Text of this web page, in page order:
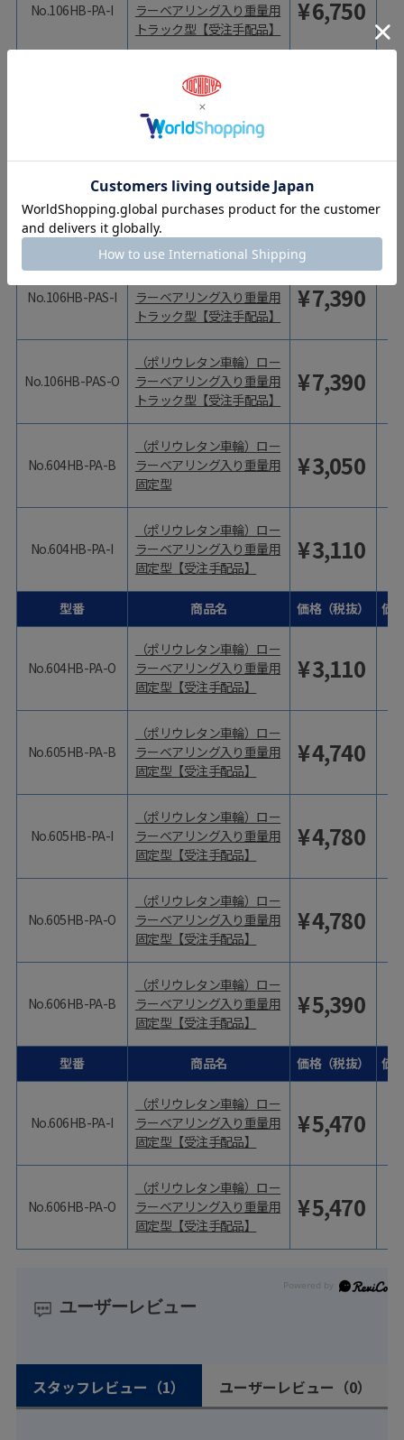
No.106HB-PA-I
No.106HB-PAS-B
No.106HB-PAS-I
No.106HB-PAS-O
No.604HB-PA-B
No.604HB-PA-I
型番
No.604HB-PA-O
No.605HB-PA-B
No.605HB-PA-I
No.605HB-PA-O
No.606HB-PA-B
型番
No.606HB-PA-I
No.606HB-PA-O
ラーベアリング入り重量用
トラック型【受注手配品】
¥6,750
（ポリウレタン車輪）ロー
ラーベアリング入り重量用
トラック型【受注手配品】
（ポリウレタン車輪）ロー
ラーベアリング入り重量用
トラック型【受注手配品】
¥7,260
ラーベアリング入り重量用
トラック型【受注手配品】
¥7,390
（ポリウレタン車輪）ロー
ラーベアリング入り重量用
トラック型【受注手配品】
¥7,390
（ポリウレタン車輪）ロー
ラーベアリング入り重量用
固定型
¥3,050
（ポリウレタン車輪）ロー
ラーベアリング入り重量用
固定型【受注手配品】
¥3,110
商品名 価格（税抜） 価
（ポリウレタン車輪）ロー
ラーベアリング入り重量用
固定型【受注手配品】
¥3,110
（ポリウレタン車輪）ロー
ラーベアリング入り重量用
固定型【受注手配品】
¥4,740
（ポリウレタン車輪）ロー
ラーベアリング入り重量用
固定型【受注手配品】
¥4,780
（ポリウレタン車輪）ロー
ラーベアリング入り重量用
固定型【受注手配品】
¥4,780
（ポリウレタン車輪）ロー
ラーベアリング入り重量用
固定型【受注手配品】
¥5,390
商品名 価格（税抜） 価
（ポリウレタン車輪）ロー
ラーベアリング入り重量用
固定型【受注手配品】
¥5,470
（ポリウレタン車輪）ロー
ラーベアリング入り重量用
固定型【受注手配品】
¥5,470
ユーザーレビュー
スタッフレビュー （1） ユーザーレビュー （0）